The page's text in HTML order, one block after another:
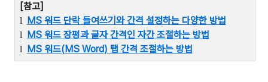
[참고]
l MS 워드 단락 들여쓰기와 간격 설정하는 다양한 방법
l MS 워드 장평과 글자 간격인 자간 조절하는 방법
l MS 워드(MS Word) 탭 간격 조절하는 방법